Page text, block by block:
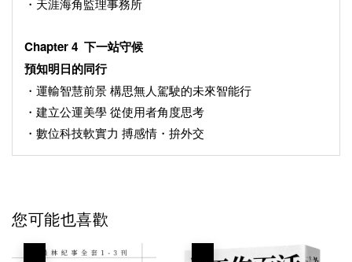
・天涯海角監理事務所
Chapter 4 下一站守候
預知明日的同行
・運輸智慧前景 構思無人駕駛的未來智能行
・建立公運美學 從使用者角度思考
・數位科技軟實力 搏感情・拚外交
您可能也喜歡